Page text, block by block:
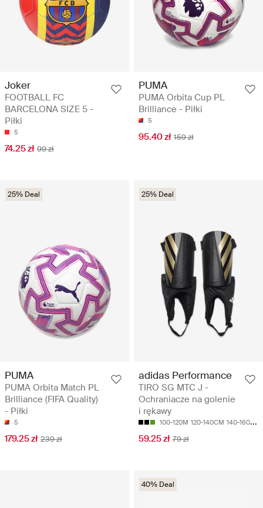
Joker
FOOTBALL FC
BARCELONA SIZE 5 -
Piłki
5
74.25 zł 99 zł
PUMA
PUMA Orbita Cup PL
Brilliance - Piłki
5
95.40 zł 159 zł
25% Deal
PUMA
PUMA Orbita Match PL
Brilliance (FIFA Quality)
- Piłki
5
179.25 zł 239 zł
25% Deal
adidas Performance
TIRO SG MTC J -
Ochraniacze na golenie
i rękawy
100-120M 120-140CM 140-160CM
59.25 zł 79 zł
40% Deal